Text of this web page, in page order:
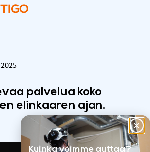
palvelua koko
elinkaaren ajan.
Kuinka voimme auttaa?